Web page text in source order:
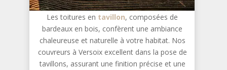
Les toitures en tavillon, composées de
bardeaux en bois, confèrent une ambiance
chaleureuse et naturelle à votre habitat. Nos
couvreurs à Versoix excellent dans la pose de
tavillons, assurant une finition précise et une